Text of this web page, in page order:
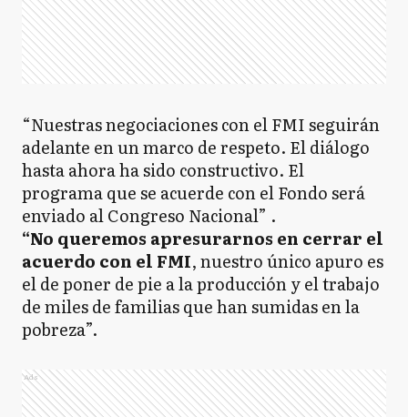
“Nuestras negociaciones con el FMI seguirán
adelante en un marco de respeto. El diálogo
hasta ahora ha sido constructivo. El
programa que se acuerde con el Fondo será
enviado al Congreso Nacional” .
“No queremos apresurarnos en cerrar el
acuerdo con el FMI, nuestro único apuro es
el de poner de pie a la producción y el trabajo
de miles de familias que han sumidas en la
pobreza”.
Ads